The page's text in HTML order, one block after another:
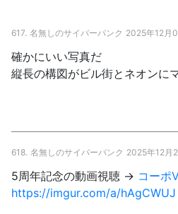
617. 名無しのサイバーパンク 2025年12月
確かにいい写真だ
縦長の構図がビル街とネオンに
618. 名無しのサイバーパンク 2025年12月
5周年記念の動画視聴 → コーポ
https://imgur.com/a/hAgCWUJ